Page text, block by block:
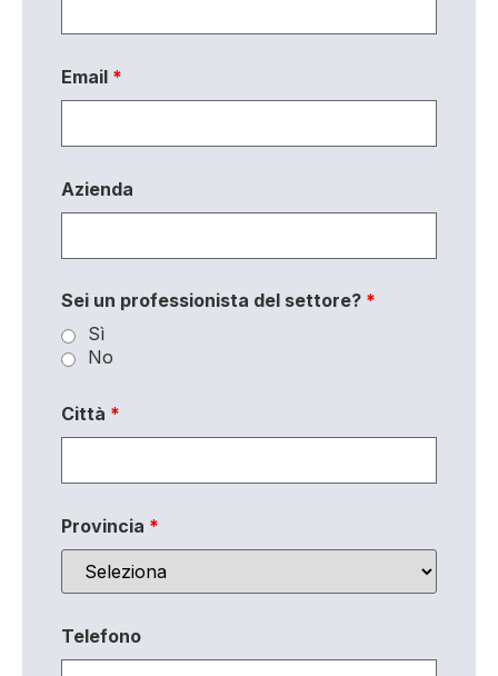
Email *
Azienda
Sei un professionista del settore? *
Sì
No
Città *
Provincia *
Telefono